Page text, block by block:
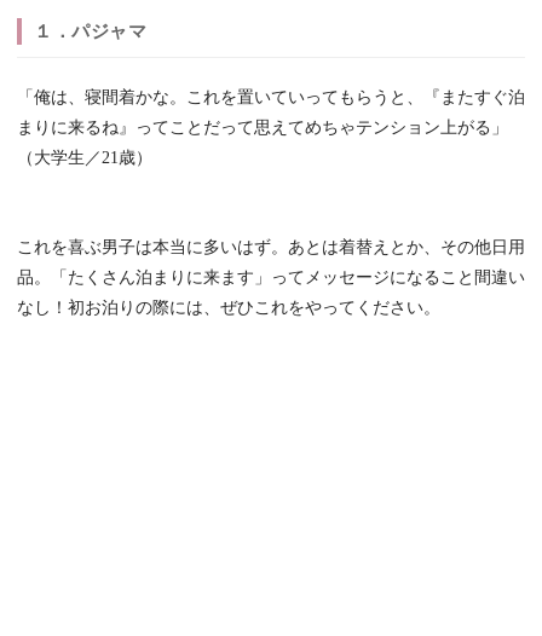
１．パジャマ
「俺は、寝間着かな。これを置いていってもらうと、『またすぐ泊
まりに来るね』ってことだって思えてめちゃテンション上がる」
（大学生／21歳）
これを喜ぶ男子は本当に多いはず。あとは着替えとか、その他日用
品。「たくさん泊まりに来ます」ってメッセージになること間違い
なし！初お泊りの際には、ぜひこれをやってください。